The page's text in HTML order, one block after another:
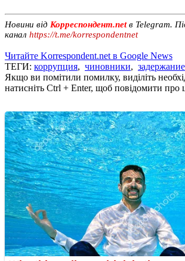
Новини від Корреспондент.netв Telegram.
канал https://t.me/korrespondentnet
Читайте Korrespondent.net в Google News
ТЕГИ: коррупция, чиновники, задержание
Якщо ви помітили помилку, виділіть
натисніть Ctrl + Enter, щоб повідомити про